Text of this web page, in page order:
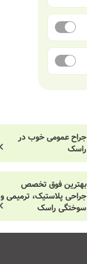
جراح عمومی خوب در
راسک
بهترین فوق تخصص
جراحی پلاستیک، ترمیمی و
سوختگی راسک